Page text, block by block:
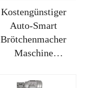
Kostengünstiger
Auto-Smart
Brötchenmacher
Maschine
Maschine Baozi-